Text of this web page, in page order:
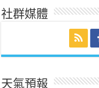
社群媒體
天氣預報